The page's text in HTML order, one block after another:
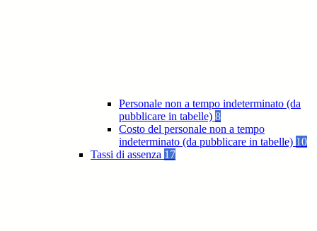
Personale non a tempo indeterminato (da
pubblicare in tabelle) 8
Costo del personale non a tempo
indeterminato (da pubblicare in tabelle) 10
Tassi di assenza 17